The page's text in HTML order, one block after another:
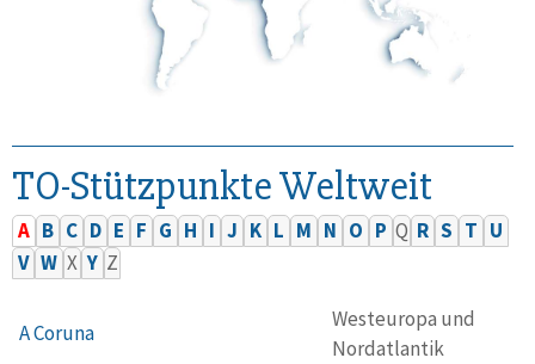
TO-Stützpunkte Weltweit
A B C D E F G H I J K L M N O P Q R S T U
V W X Y Z
A Coruna
Westeuropa und
Nordatlantik